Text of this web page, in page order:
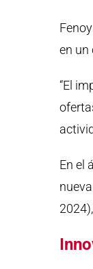
en un
“El
En el